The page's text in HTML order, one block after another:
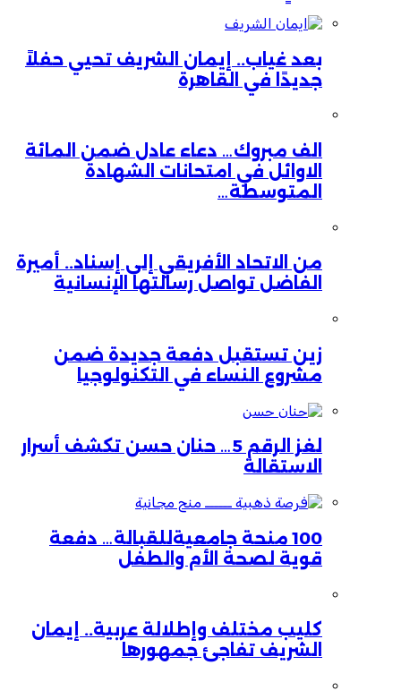
بعد غياب.. إيمان الشريف تحيي حفلاً
جديدًا في القاهرة
الف مبروك… دعاء عادل ضمن المائة
الاوائل في امتحانات الشهادة
المتوسطة…
من الاتحاد الأفريقي إلى إسناد.. أميرة
الفاضل تواصل رسالتها الإنسانية
زين تستقبل دفعة جديدة ضمن
مشروع النساء في التكنولوجيا
لغز الرقم 5… حنان حسن تكشف أسرار
الاستقالة
100 منحة جامعيةللقبالة… دفعة
قوية لصحة الأم والطفل
كليب مختلف وإطلالة عربية.. إيمان
الشريف تفاجئ جمهورها